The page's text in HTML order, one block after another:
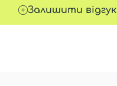
Залишити відгук